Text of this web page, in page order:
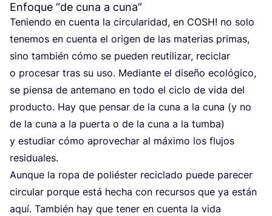
Enfoque “de cuna a cuna”
Tenien­do en cuen­ta la cir­cu­la­ri­dad, en COSH! no solo
tene­mos en cuen­ta el ori­gen de las mate­rias pri­mas,
sino tam­bién cómo se pue­den reuti­li­zar, reci­clar
o pro­ce­sar tras su uso. Median­te el dise­ño eco­ló­gi­co,
se pien­sa de ante­mano en todo el ciclo de vida del
pro­duc­to. Hay que pen­sar de la cuna a la cuna (y no
de la cuna a la puer­ta o de la cuna a la tum­ba)
y estu­diar cómo apro­ve­char al máxi­mo los flu­jos
residuales.
Aun­que la ropa de poliés­ter reci­cla­do pue­de pare­cer
cir­cu­lar por­que está hecha con recur­sos que ya están
aquí. Tam­bién hay que tener en cuen­ta la vida